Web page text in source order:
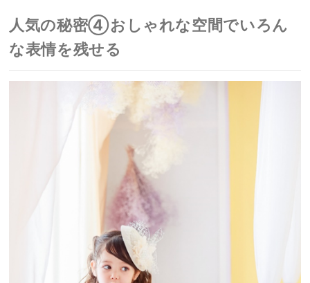
人気の秘密④おしゃれな空間でいろん
な表情を残せる